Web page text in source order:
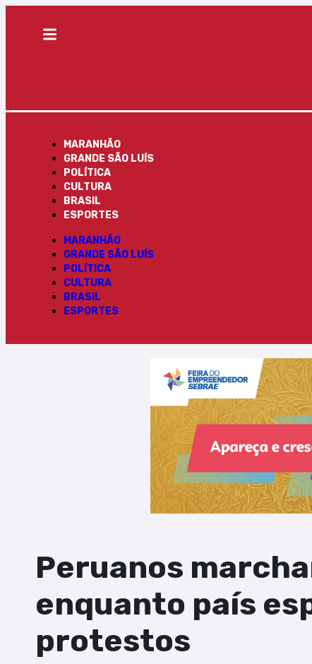
MARANHÃO
GRANDE SÃO LUÍS
POLÍTICA
CULTURA
BRASIL
ESPORTES
MARANHÃO
GRANDE SÃO LUÍS
POLÍTICA
CULTURA
BRASIL
ESPORTES
Peruanos
enquanto país
protestos